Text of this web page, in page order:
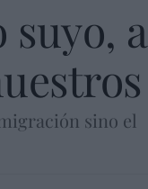
suyo, a
sino el